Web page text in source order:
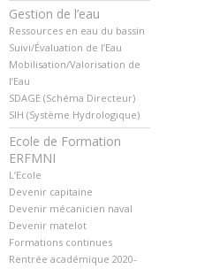
Gestion de l’eau
Ressources en eau du bassin
Suivi/Évaluation de l’Eau
Mobilisation/Valorisation de
l’Eau
SDAGE (Schéma Directeur)
SIH (Système Hydrologique)
Ecole de Formation
ERFMNI
L’Ecole
Devenir capitaine
Devenir mécanicien naval
Devenir matelot
Formations continues
Rentrée académique 2020-